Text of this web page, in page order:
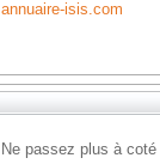
annuaire-isis.com
Ne passez plus à